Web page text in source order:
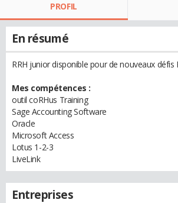
PROFIL
En résumé
RRH junior disponible pour de nouveaux défis
Mes compétences :
outil coRHus Training
Sage Accounting Software
Oracle
Microsoft Access
Lotus 1-2-3
LiveLink
Entreprises